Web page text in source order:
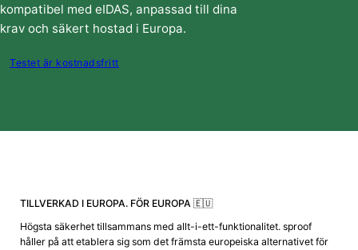
kompatibel med eIDAS, anpassad till dina
krav och säkert hostad i Europa.
Testet är kostnadsfritt
TILLVERKAD I EUROPA. FÖR EUROPA 🇪🇺
Högsta säkerhet tillsammans med allt-i-ett-funktionalitet. sproof
håller på att etablera sig som det främsta europeiska alternativet för